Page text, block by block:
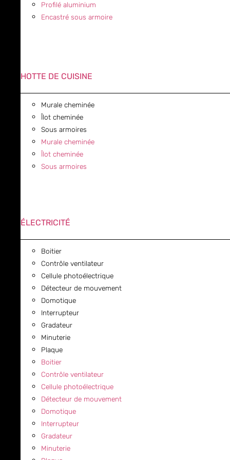
Profilé aluminium
Encastré sous armoire
HOTTE DE CUISINE
Murale cheminée
Îlot cheminée
Sous armoires
Murale cheminée
Îlot cheminée
Sous armoires
ÉLECTRICITÉ
Boitier
Contrôle ventilateur
Cellule photoélectrique
Détecteur de mouvement
Domotique
Interrupteur
Gradateur
Minuterie
Plaque
Boitier
Contrôle ventilateur
Cellule photoélectrique
Détecteur de mouvement
Domotique
Interrupteur
Gradateur
Minuterie